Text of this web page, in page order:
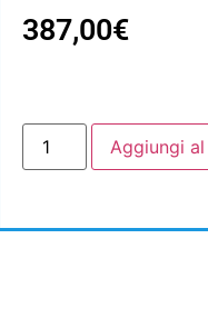
387,00€
Aggiungi